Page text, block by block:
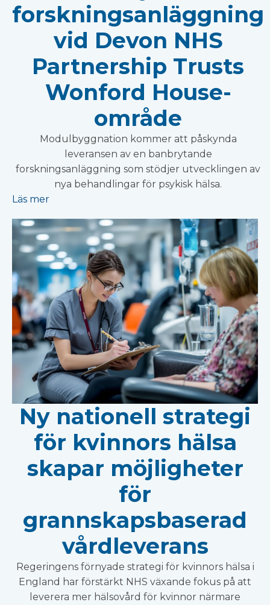
forskningsanläggning
vid Devon NHS
Partnership Trusts
Wonford House-
område
Modulbyggnation kommer att påskynda
leveransen av en banbrytande
forskningsanläggning som stödjer utvecklingen av
nya behandlingar för psykisk hälsa.
Läs mer
Ny nationell strategi
för kvinnors hälsa
skapar möjligheter
för
grannskapsbaserad
vårdleverans
Regeringens förnyade strategi för kvinnors hälsa i
England har förstärkt NHS växande fokus på att
leverera mer hälsovård för kvinnor närmare